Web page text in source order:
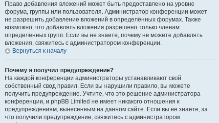
Право добавления вложений может быть предоставлено на уровне
форума, группы или пользователя. Администратор конференции может
не разрешить добавление вложений в определённых форумах. Также
возможно, что добавлять вложения разрешено только членам
определённых групп. Если вы не знаете, почему не можете добавлять
вложения, свяжитесь с администратором конференции.
Вернуться к началу
Почему я получил предупреждение?
На каждой конференции администраторы устанавливают свой
собственный свод правил. Если вы нарушили правило, вы можете
получить предупреждение. Учтите, что это решение администратора
конференции, и phpBB Limited не имеет никакого отношения к
предупреждениям, вынесенным на данном сайте. Если вы не знаете, за
что получили предупреждение, свяжитесь с администратором